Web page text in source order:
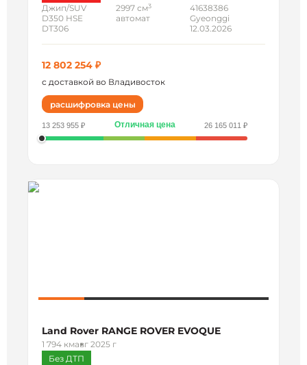
Джип/SUV
D350 HSE
DT306
2997 см3
автомат
41638386
Gyeonggi
12.03.2026
12 802 254 ₽
с доставкой во Владивосток
расшифровка цены
13 253 955 ₽ Отличная цена 26 165 011 ₽
Land Rover RANGE ROVER EVOQUE
1 794 кмавг 2025 г
Без ДТП